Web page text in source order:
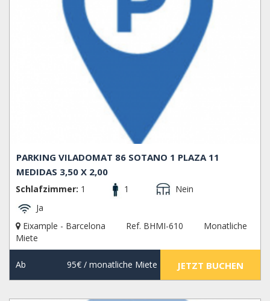
PARKING VILADOMAT 86 SOTANO 1 PLAZA 11
MEDIDAS 3,50 X 2,00
Schlafzimmer: 1 1
Nein
Ja
Eixample - Barcelona
Ref. BHMI-610
Monatliche
Miete
Ab 95€/ monatliche Miete JETZT BUCHEN